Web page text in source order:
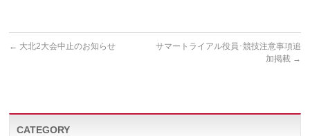
← 大北2大会中止のお知らせ
サマートライアル役員･競技注意事項追
加掲載 →
CATEGORY